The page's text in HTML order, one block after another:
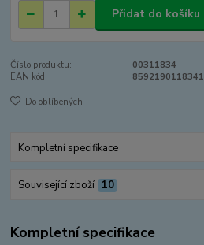
Přidat do košíku
Číslo produktu:
00311834
EAN kód:
8592190118341
Do oblíbených
Kompletní specifikace
Související zboží 10
Kompletní specifikace